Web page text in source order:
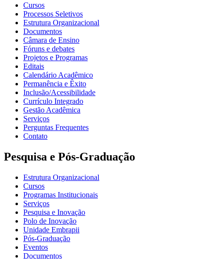
Cursos
Processos Seletivos
Estrutura Organizacional
Documentos
Câmara de Ensino
Fóruns e debates
Projetos e Programas
Editais
Calendário Acadêmico
Permanência e Êxito
Inclusão/Acessibilidade
Currículo Integrado
Gestão Acadêmica
Serviços
Perguntas Frequentes
Contato
Pesquisa e Pós-Graduação
Estrutura Organizacional
Cursos
Programas Institucionais
Serviços
Pesquisa e Inovação
Polo de Inovação
Unidade Embrapii
Pós-Graduação
Eventos
Documentos